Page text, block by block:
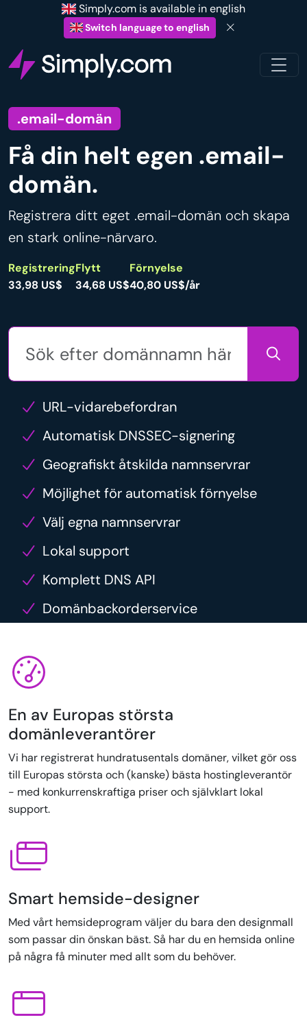
Simply.com is available in english
Switch language to english
.email-domän
Få din helt egen .email-
domän.
Registrera ditt eget .email-domän och skapa
en stark online-närvaro.
Registrering
33,98 US$
Flytt
34,68 US$
Förnyelse
40,80 US$/år
URL-vidarebefordran
Automatisk DNSSEC-signering
Geografiskt åtskilda namnservrar
Möjlighet för automatisk förnyelse
Välj egna namnservrar
Lokal support
Komplett DNS API
Domänbackorderservice
En av Europas största
domänleverantörer
Vi har registrerat hundratusentals domäner, vilket gör oss
till Europas största och (kanske) bästa hostingleverantör
- med konkurrenskraftiga priser och självklart lokal
support.
Smart hemside-designer
Med vårt hemsideprogram väljer du bara den designmall
som passar din önskan bäst. Så har du en hemsida online
på några få minuter med allt som du behöver.